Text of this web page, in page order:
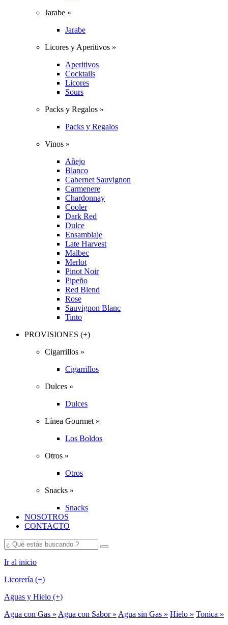
Jarabe »
Jarabe
Licores y Aperitivos »
Aperitivos
Cocktails
Licores
Sours
Packs y Regalos »
Packs y Regalos
Vinos »
Añejo
Blanco
Cabernet Sauvignon
Carmenere
Chardonnay
Cooler
Dark Red
Dulce
Ensamblaje
Late Harvest
Malbec
Merlot
Pinot Noir
Pipeño
Red Blend
Rose
Sauvignon Blanc
Tinto
PROVISIONES (+)
Cigarrillos »
Cigarrillos
Dulces »
Dulces
Línea Gourmet »
Los Boldos
Otros »
Otros
Snacks »
Snacks
NOSOTROS
CONTACTO
Ir al inicio
Licorería (+)
Aguas y Hielo (+)
Agua con Gas » Agua con Sabor » Agua sin Gas » Hielo » Tonica »